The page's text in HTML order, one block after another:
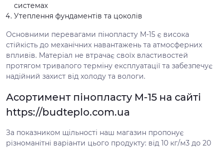
системах
Утеплення фундаментів та цоколів
Основними перевагами пінопласту М-15 є висока
стійкість до механічних навантажень та атмосферних
впливів. Матеріал не втрачає своїх властивостей
протягом тривалого терміну експлуатації та забезпечує
надійний захист від холоду та вологи.
Асортимент пінопласту М-15 на сайті
https://budteplo.com.ua
За показником щільності наш магазин пропонує
різноманітні варіанти цього продукту: від 10 кг/м3 до 20